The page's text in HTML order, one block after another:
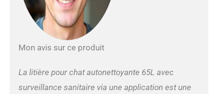
bac de récupération a une
capacité de 9 l et peut
noter qu'il ne convient pas
mois Nettoyage
automatique : Notre bac à
litière autonettoyant pour
Mon avis sur ce produit
La litière pour chat autonettoyante 65L avec
surveillance sanitaire via une application est une